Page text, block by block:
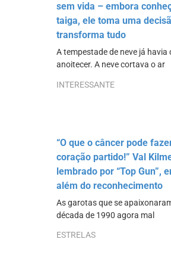
sem vida – embora
taiga, ele toma uma
transforma tudo
A tempestade de neve já havia
anoitecer. A neve cortava o ar
INTERESSANTE
“O que o câncer pode
coração partido!” Val
lembrado por “Top Gun”,
além do reconhecimento
As garotas que se
década de 1990 agora mal
ESTRELAS